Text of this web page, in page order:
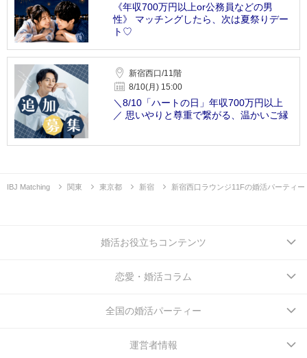
《年収700万円以上or公務員などの男
性》 マッチングしたら、次は夏祭りデー
ト♡
新宿西口/11階
8/10(月) 15:00
＼8/10「ハートの日」年収700万円以上
／ 思いやりと尊重で繋がる、温かいご縁
IBJ Matching 関東 東京都 新宿 新宿西口ラウンジ11Fの婚活パーティー
婚活お役立ちコンテンツ
恋愛・婚活コラム
全国の婚活パーティー
運営者情報